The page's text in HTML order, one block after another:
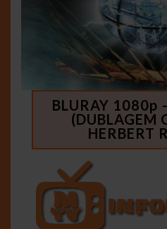
BLURAY 1080p
(DUBLAGEM
HERBERT